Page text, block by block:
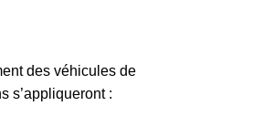
des véhicules de
s’appliqueront :